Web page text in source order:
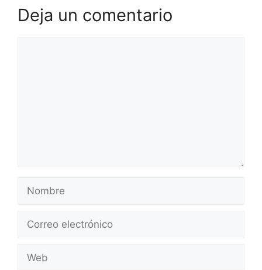
Deja un comentario
Nombre
Correo
Web